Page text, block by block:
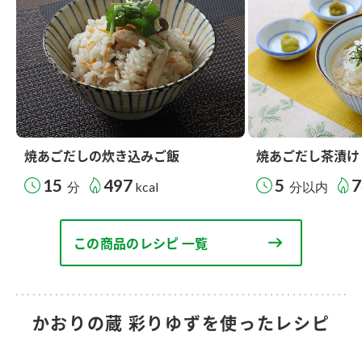
焼あごだしの炊き込みご飯
15 分 497 kcal
焼あごだし茶漬け
5 分以内
この商品のレシピ 一覧
かおりの蔵 彩りゆずを使ったレシピ